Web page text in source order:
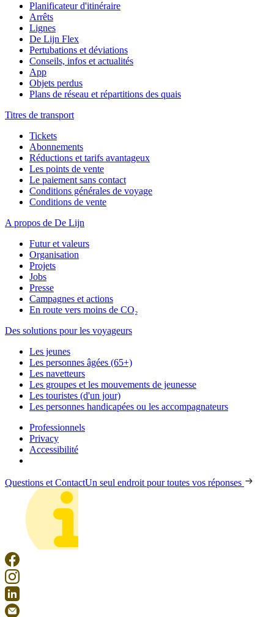
Planificateur d'itinéraire
Arrêts
Lignes
De Lijn Flex
Pertubations et déviations
Conseils, infos et actualités
App
Objets perdus
Plans de réseau et répartitions des quais
Titres de transport
Tickets
Abonnements
Réductions et tarifs avantageux
Les points de vente
Le paiement sans contact
Conditions générales de voyage
Conditions de vente
A propos de De Lijn
Futur et valeurs
Organisation
Projets
Jobs
Presse
Campagnes et actions
En route vers moins de CO₂
Des solutions pour les voyageurs
Les jeunes
Les personnes âgées (65+)
Les navetteurs
Les groupes et les mouvements de jeunesse
Les touristes (d'un jour)
Les personnes handicapées ou les accompagnateurs
Professionnels
Privacy
Accessibilité
Questions et ContactUn seul endroit pour toutes vos réponses